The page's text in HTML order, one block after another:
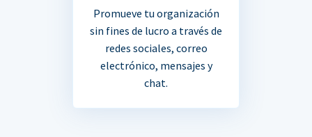
Promueve tu organización
sin fines de lucro a través de
redes sociales, correo
electrónico, mensajes y
chat.